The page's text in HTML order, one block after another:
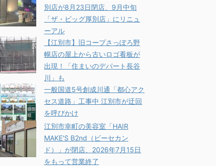
別店が8月23日閉店、9月中旬
「ザ・ビッグ厚別店」にリニュ
ーアル
【江別市】旧コープさっぽろ野
幌店の屋上から古いロゴ看板が
出現！「住まいのデパート長谷
川」も
一般国道5号創成川通「都心アク
セス道路」工事中 江別市が迂回
を呼びかけ
江別市幸町の美容室「HAIR
MAKE'S B2nd（ビーセカン
ド）」が閉店、2026年7月15日
をもって営業終了